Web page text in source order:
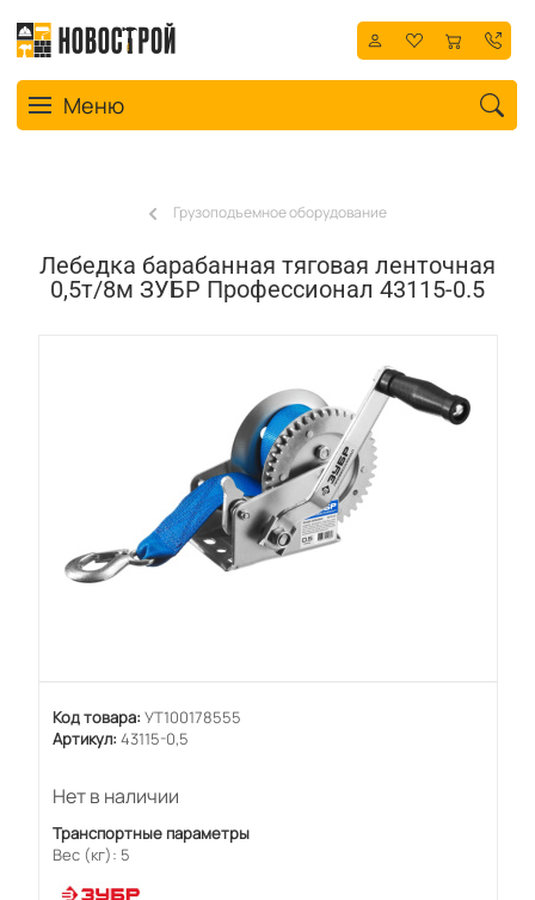
Toggle navigation
Меню
Грузоподъемное оборудование
Лебедка барабанная тяговая ленточная
0,5т/8м ЗУБР Профессионал 43115-0.5
Код товара: УТ100178555
Артикул: 43115-0,5
Нет в наличии
Транспортные параметры
Вес (кг): 5